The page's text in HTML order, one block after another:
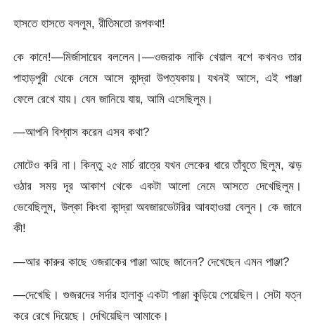
হাসতে হাসতে বললুম, রীতিমতো রূপকথা!
কে কানে!—মির্জাসায়েব বললেন।—ওজরাক নাকি খেয়াল বশে কখনও তার
পাহাড়পুরী থেকে নেমে আসে কান্দ্রা উপত্যকায়। যখনই আসে, এই পাঞ্জা
ফেলে রেখে যায়। যেন জানিয়ে যায়, আমি এসেছিলুম।
—আপনি বিশ্বাস করেন এসব কথা?
মোটেও করি না। কিন্তু ২৫ মার্চ রাত্রে যখন লেকের ধারে তাঁবুতে ছিলুম, ঝড়
ওঠার সময় দূর আকাশ থেকে একটা আলো নেমে আসতে দেখেছিলুম।
ভেবেছিলুম, উল্কা কিংবা কান্দ্রা অবজারভেটরির আবহাওয়া বেলুন। কে জানে
কী!
—আর কারুর কাছে ওজরাকের পাঞ্জা আছে জানেন? দেখেছেন এমন পাঞ্জা?
—দেখেছি। গুজরদের সর্দার হালাকু একটা পাঞ্জা কুড়িয়ে পেয়েছিল। সেটা যত্ন
করে রেখে দিয়েছে। দেখিয়েছিল আমাকে।